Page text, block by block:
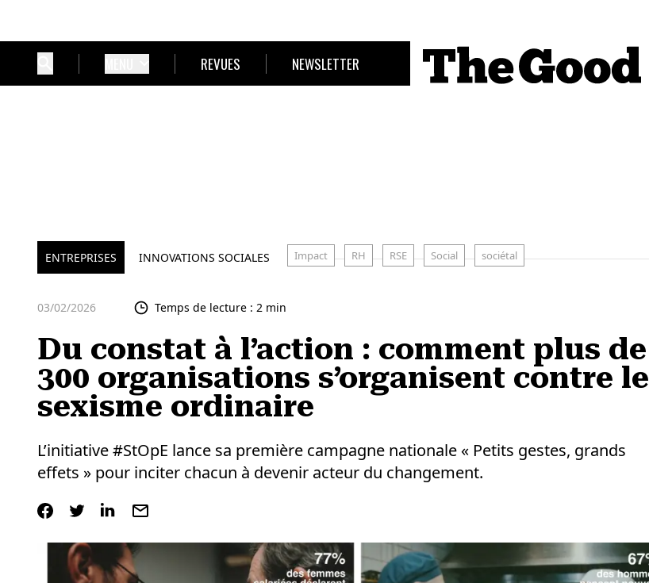
REVUES NEWSLETTER
ENTREPRISES INNOVATIONS SOCIALES Impact RH RSE Social sociétal
03/02/2026 Temps de lecture : 2 min
Du constat à l’action : comment plus de
300 organisations s’organisent contre le
sexisme ordinaire
L’initiative #StOpE lance sa première campagne nationale « Petits gestes, grands
effets » pour inciter chacun à devenir acteur du changement.